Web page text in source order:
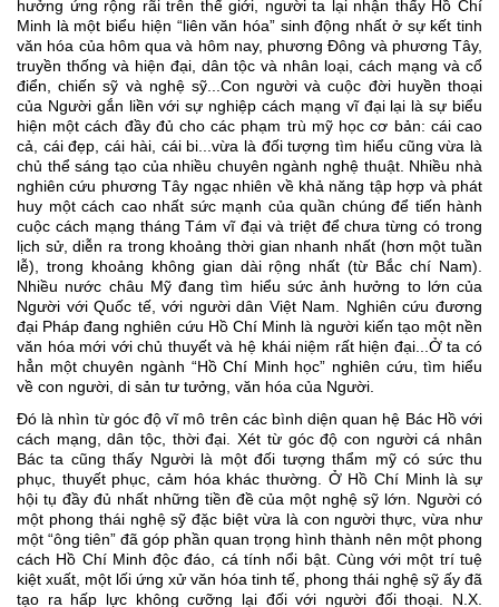
hưởng ứng rộng rãi trên thế giới, người ta lại nhận thấy Hồ Chí
Minh là một biểu hiện “liên văn hóa” sinh động nhất ở sự kết tinh
văn hóa của hôm qua và hôm nay, phương Đông và phương Tây,
truyền thống và hiện đại, dân tộc và nhân loại, cách mạng và cổ
điển, chiến sỹ và nghệ sỹ...Con người và cuộc đời huyền thoại
của Người gắn liền với sự nghiệp cách mạng vĩ đại lại là sự biểu
hiện một cách đầy đủ cho các phạm trù mỹ học cơ bản: cái cao
cả, cái đẹp, cái hài, cái bi...vừa là đối tượng tìm hiểu cũng vừa là
chủ thể sáng tạo của nhiều chuyên ngành nghệ thuật. Nhiều nhà
nghiên cứu phương Tây ngạc nhiên về khả năng tập hợp và phát
huy một cách cao nhất sức mạnh của quần chúng để tiến hành
cuộc cách mạng tháng Tám vĩ đại và triệt để chưa từng có trong
lịch sử, diễn ra trong khoảng thời gian nhanh nhất (hơn một tuần
lễ), trong khoảng không gian dài rộng nhất (từ Bắc chí Nam).
Nhiều nước châu Mỹ đang tìm hiểu sức ảnh hưởng to lớn của
Người với Quốc tế, với người dân Việt Nam. Nghiên cứu đương
đại Pháp đang nghiên cứu Hồ Chí Minh là người kiến tạo một nền
văn hóa mới với chủ thuyết và hệ khái niệm rất hiện đại...Ở ta có
hẳn một chuyên ngành “Hồ Chí Minh học” nghiên cứu, tìm hiểu
về con người, di sản tư tưởng, văn hóa của Người.
Đó là nhìn từ góc độ vĩ mô trên các bình diện quan hệ Bác Hồ với
cách mạng, dân tộc, thời đại. Xét từ góc độ con người cá nhân
Bác ta cũng thấy Người là một đối tượng thẩm mỹ có sức thu
phục, thuyết phục, cảm hóa khác thường. Ở Hồ Chí Minh là sự
hội tụ đầy đủ nhất những tiền đề của một nghệ sỹ lớn. Người có
một phong thái nghệ sỹ đặc biệt vừa là con người thực, vừa như
một “ông tiên” đã góp phần quan trọng hình thành nên một phong
cách Hồ Chí Minh độc đáo, cá tính nổi bật. Cùng với một trí tuệ
kiệt xuất, một lối ứng xử văn hóa tinh tế, phong thái nghệ sỹ ấy đã
tạo ra hấp lực không cưỡng lại đối với người đối thoại. N.X.